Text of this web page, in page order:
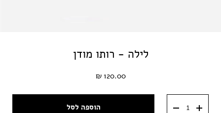
לילה - רותו מודן
120.00 ₪
הוספה לסל